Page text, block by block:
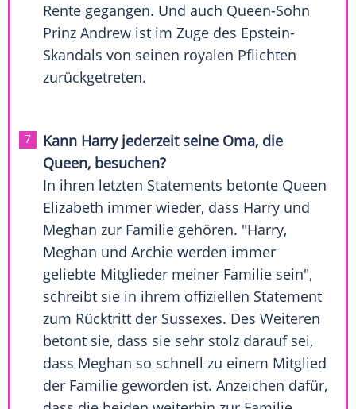
Rente gegangen. Und auch Queen-Sohn
Prinz Andrew ist im Zuge des Epstein-
Skandals von seinen royalen Pflichten
zurückgetreten.
Kann Harry jederzeit seine Oma, die
Queen, besuchen?
In ihren letzten Statements betonte Queen
Elizabeth immer wieder, dass Harry und
Meghan zur Familie gehören. "Harry,
Meghan und Archie werden immer
geliebte Mitglieder meiner Familie sein",
schreibt sie in ihrem offiziellen Statement
zum Rücktritt der Sussexes. Des Weiteren
betont sie, dass sie sehr stolz darauf sei,
dass Meghan so schnell zu einem Mitglied
der Familie geworden ist. Anzeichen dafür,